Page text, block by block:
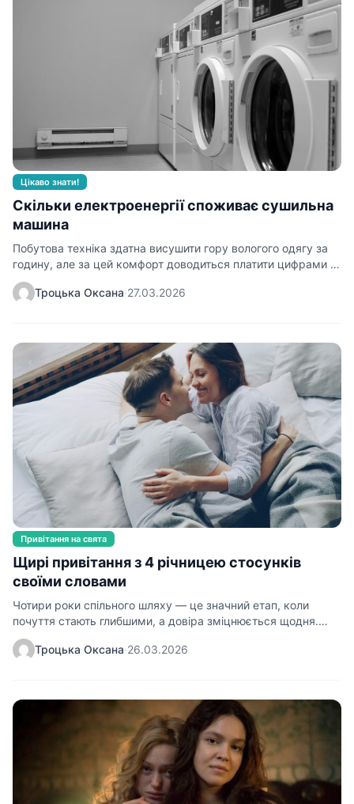
Цікаво знати!
Скільки електроенергії споживає сушильна
машина
Побутова техніка здатна висушити гору вологого одягу за
годину, але за цей комфорт доводиться платити цифрами у
квитанціях.…
Троцька Оксана·27.03.2026
Привітання на свята
Щирі привітання з 4 річницею стосунків
своїми словами
Чотири роки спільного шляху — це значний етап, коли
почуття стають глибшими, а довіра зміцнюється щодня.
Підібрати влучне…
Троцька Оксана·26.03.2026